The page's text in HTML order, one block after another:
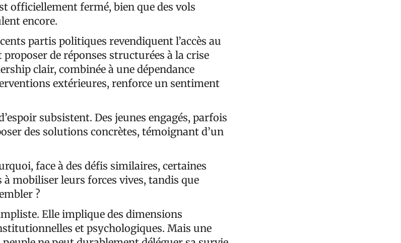
officiellement fermé, bien que des vols
encore.
partis politiques revendiquent l’accès au
de réponses structurées à la crise
clair, combinée à une dépendance
extérieures, renforce un sentiment
subsistent. Des jeunes engagés, parfois
des solutions concrètes, témoignant d’un
face à des défis similaires, certaines
mobiliser leurs forces vives, tandis que
?
Elle implique des dimensions
et psychologiques. Mais une